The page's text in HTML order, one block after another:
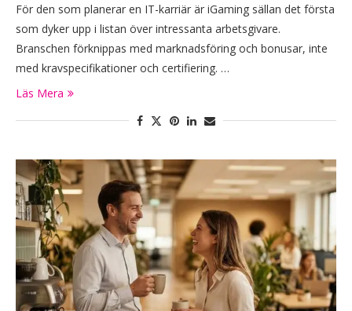
För den som planerar en IT-karriär är iGaming sällan det första
som dyker upp i listan över intressanta arbetsgivare.
Branschen förknippas med marknadsföring och bonusar, inte
med kravspecifikationer och certifiering. …
Läs Mera